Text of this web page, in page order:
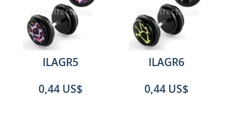
ILAGR5
0,44 US$
ILAGR6
0,44 US$